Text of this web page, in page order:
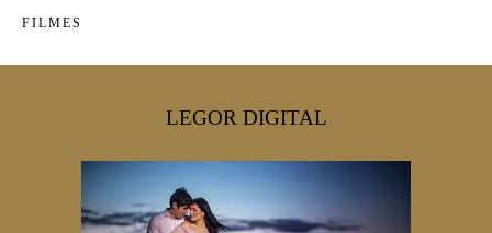
FILMES
LEGOR DIGITAL